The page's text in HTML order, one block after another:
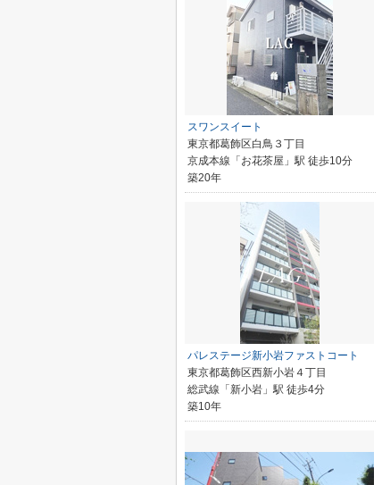
スワンスイート
東京都葛飾区白鳥３丁目
京成本線「お花茶屋」駅 徒歩10分
築20年
パレステージ新小岩ファストコート
東京都葛飾区西新小岩４丁目
総武線「新小岩」駅 徒歩4分
築10年